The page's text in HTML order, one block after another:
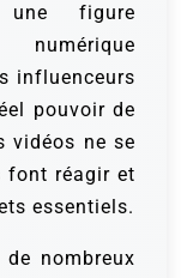
figure
influenceurs
pouvoir de
vidéos ne se
font réagir et
essentiels.
nombreux